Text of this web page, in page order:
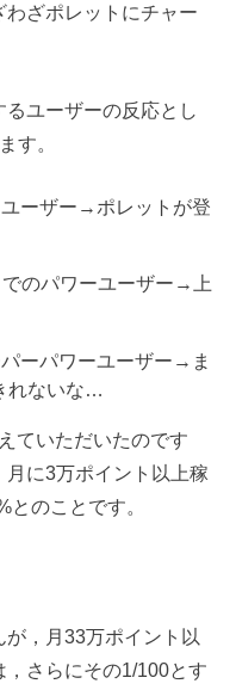
ざポレットにチャー
ユーザーの反応とし
す。
ーザー→ポレットが登
のパワーユーザー→上
ーパワーユーザー→ま
れないな…
ていただいたのです
に3万ポイント以上稼
のことです。
，月33万ポイント以
，さらにその1/100とす